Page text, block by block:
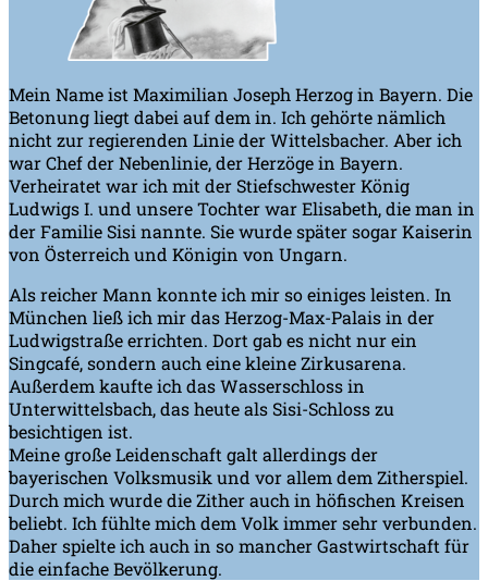
Mein Name ist Maximilian Joseph Herzog in Bayern. Die
Betonung liegt dabei auf dem in. Ich gehörte nämlich
nicht zur regierenden Linie der Wittelsbacher. Aber ich
war Chef der Nebenlinie, der Herzöge in Bayern.
Verheiratet war ich mit der Stiefschwester König
Ludwigs I. und unsere Tochter war Elisabeth, die man in
der Familie Sisi nannte. Sie wurde später sogar Kaiserin
von Österreich und Königin von Ungarn.
Als reicher Mann konnte ich mir so einiges leisten. In
München ließ ich mir das Herzog-Max-Palais in der
Ludwigstraße errichten. Dort gab es nicht nur ein
Singcafé, sondern auch eine kleine Zirkusarena.
Außerdem kaufte ich das Wasserschloss in
Unterwittelsbach, das heute als Sisi-Schloss zu
besichtigen ist.
Meine große Leidenschaft galt allerdings der
bayerischen Volksmusik und vor allem dem Zitherspiel.
Durch mich wurde die Zither auch in höfischen Kreisen
beliebt. Ich fühlte mich dem Volk immer sehr verbunden.
Daher spielte ich auch in so mancher Gastwirtschaft für
die einfache Bevölkerung.